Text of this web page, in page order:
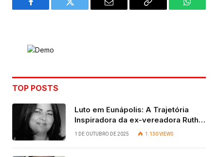
Facebook Twitter Email
Copy
TOP POSTS
Luto em Eunápolis: A Trajetória
Inspiradora da ex-vereadora Ruth
Contadora
1 DE OUTUBRO DE 2025 1.130VIEWS